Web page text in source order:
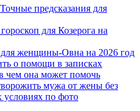
Точные предсказания для
для Козерога на
для женщины-Овна на 2026 год
о помощи в записках
чем она может помочь
мужа от жены без
по фото